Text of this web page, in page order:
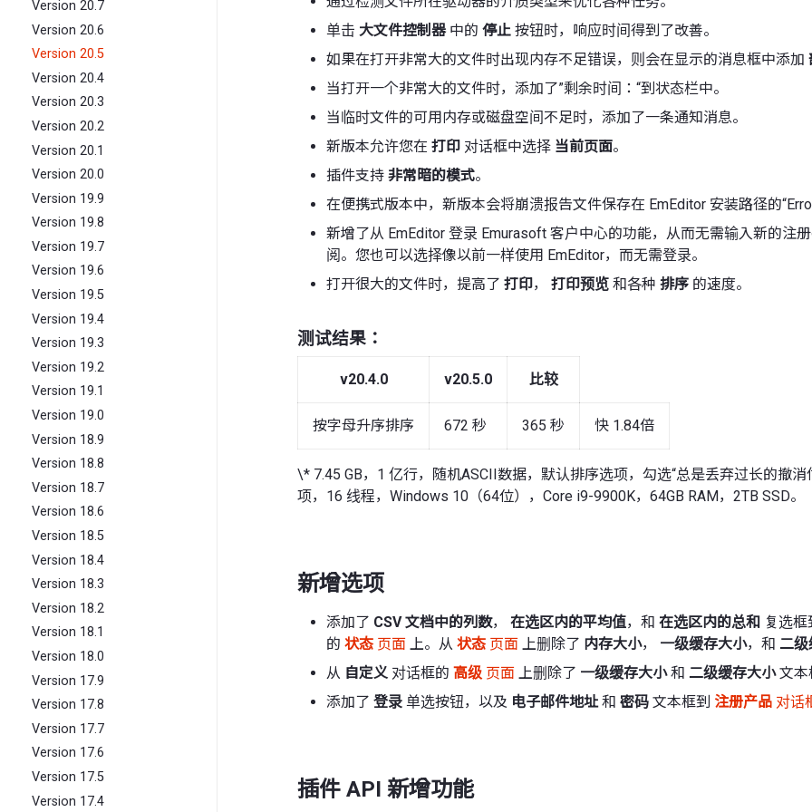
Version 20.7
Version 20.6
Version 20.5
Version 20.4
Version 20.3
Version 20.2
Version 20.1
Version 20.0
Version 19.9
Version 19.8
Version 19.7
Version 19.6
Version 19.5
Version 19.4
Version 19.3
Version 19.2
Version 19.1
Version 19.0
Version 18.9
Version 18.8
Version 18.7
Version 18.6
Version 18.5
Version 18.4
Version 18.3
Version 18.2
Version 18.1
Version 18.0
Version 17.9
Version 17.8
Version 17.7
Version 17.6
Version 17.5
Version 17.4
单击 大文件控制器中的 停止 按钮时，响应时间得到了改善。
如果在打开非常大的文件时出现内存不足错误，则会在显示的消息框中添加
当打开一个非常大的文件时，添加了”剩余时间：“到状态栏中。
当临时文件的可用内存或磁盘空间不足时，添加了一条通知消息。
新版本允许您在 打印 对话框中选择 当前页面。
插件支持 非常暗的模式。
在便携式版本中，新版本会将崩溃报告文件保存在 EmEditor 安装路径的
新增了从 EmEditor 登录 Emurasoft 客户中心的功能，从而无需输入新的注
阅。您也可以选择像以前一样使用 EmEditor，而无需登录。
打开很大的文件时，提高了 打印， 打印预览 和各种 排序 的速度。
测试结果：
v20.4.0 v20.5.0 比较
按字母升序排序 672 秒 365 秒 快 1.84倍
\* 7.45 GB，1 亿行，随机ASCII数据，默认排序选项，勾选“总是丢弃过长的撤消
项，16 线程，Windows 10（64位），Core i9-9900K，64GB RAM，2TB SSD。
新增选项
添加了 CSV 文档中的列数， 在选区内的平均值，和 在选区内的总和 复选
的 状态 页面 上。从 状态 页面 上删除了 内存大小， 一级缓存大小，和 二
从 自定义 对话框的 高级 页面 上删除了 一级缓存大小和 二级缓存大小文本
添加了 登录 单选按钮，以及 电子邮件地址 和 密码 文本框到 注册产品 对话
插件 API 新增功能